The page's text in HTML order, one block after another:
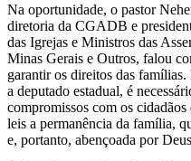
Na oportunidade, o pastor
diretoria da CGADB e
das Igrejas e Ministros das
Minas Gerais e Outros, falou
garantir os direitos das
a deputado estadual, é
compromissos com os
leis a permanência da família,
e, portanto, abençoada por